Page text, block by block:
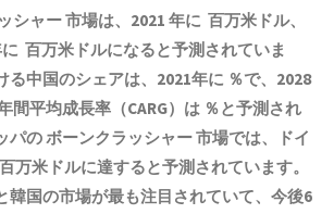
シャー市場は、2021 年に 百万米ドル、
百万米ドルになると予測されていま
る中国のシェアは、2021年に ％で、2028
間平均成長率（CARG）は ％と予測され
パのボーンクラッシャー市場では、ドイ
万米ドルに達すると予測されています。
韓国の市場が最も注目されていて、今後6